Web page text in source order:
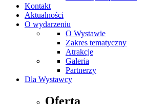
Kontakt
Aktualności
O wydarzeniu
O Wystawie
Zakres tematyczny
Atrakcje
Galeria
Partnerzy
Dla Wystawcy
Oferta